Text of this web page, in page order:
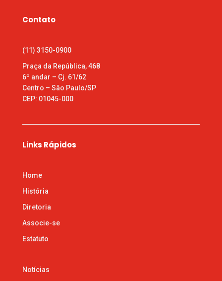
Contato
(11) 3150-0900
Praça da República, 468
6º andar – Cj. 61/62
Centro – São Paulo/SP
CEP: 01045-000
Links Rápidos
Home
História
Diretoria
Associe-se
Estatuto
Notícias